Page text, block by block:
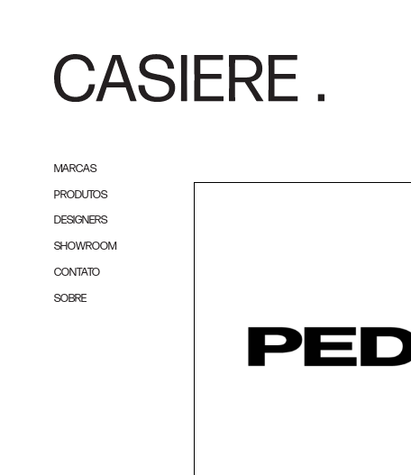
MARCAS
PRODUTOS
DESIGNERS
SHOWROOM
CONTATO
SOBRE